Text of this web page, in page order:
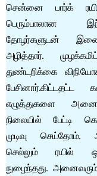
சென்னை பார்க்
பெரும்பாலான
தோழர்களுடன்
அழித்தார்.
துண்டறிக்கை
எழுத்துகளை
நிலையில் பேட்டி
முடிவு செய்தோம்.
செல்லும் ரயில்
நுழைந்தது.